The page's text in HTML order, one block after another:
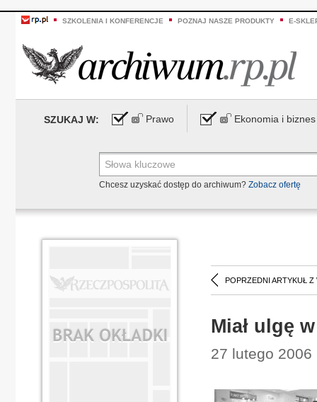
SZKOLENIA I KONFERENCJE POZNAJ NASZE PRODUKTY E-
SZUKAJ W: Prawo Ekonomia i biznes
Chcesz uzyskać dostęp do archiwum? Zobacz ofertę
POPRZEDNI ARTYKUŁ Z
Miał ulgę
27 lutego 2006